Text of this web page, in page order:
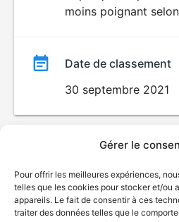
Gérer le
Pour offrir les meilleures expériences,
telles que les cookies pour stocker et/ou
appareils. Le fait de consentir à ces
traiter des données telles que le
moins poignant
Date de classement
30 septembre 2021